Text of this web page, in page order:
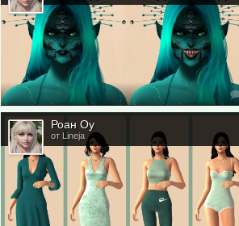
Роан Оу
от Lineja